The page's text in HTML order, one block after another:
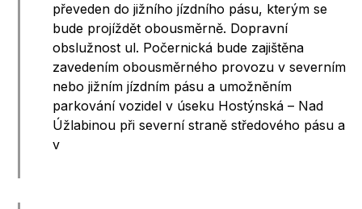
převeden do jižního jízdního pásu, kterým se
bude projíždět obousměrně. Dopravní
obslužnost ul. Počernická bude zajištěna
zavedením obousměrného provozu v severním
nebo jižním jízdním pásu a umožněním
parkování vozidel v úseku Hostýnská – Nad
Úžlabinou při severní straně středového pásu a
v